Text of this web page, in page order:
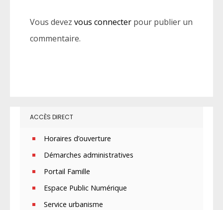
Vous devez vous connecter pour publier un
commentaire.
ACCÈS DIRECT
Horaires d’ouverture
Démarches administratives
Portail Famille
Espace Public Numérique
Service urbanisme